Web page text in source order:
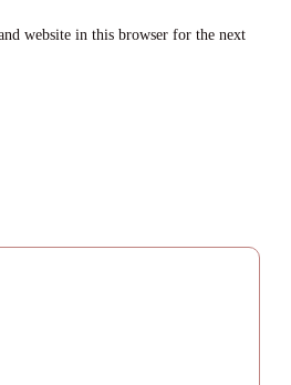
website in this browser for the next